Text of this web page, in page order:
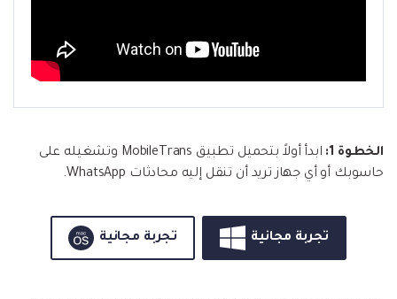
الخطوة 1:
ابدأ أولاً بتحميل تطبيق MobileTrans وتشغيله على
حاسوبك أو أي جهاز تريد أن تنقل إليه محادثات WhatsApp.
تجربة مجانية تجربة مجانية